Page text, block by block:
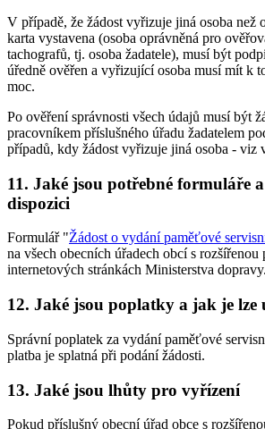
V případě, že žádost vyřizuje jiná osoba než
karta vystavena (osoba oprávněná pro
tachografů, tj. osoba žadatele), musí být
úředně ověřen a vyřizující osoba musí mít k
moc.
Po ověření správnosti všech údajů musí být
pracovníkem příslušného úřadu žadatelem
případů, kdy žádost vyřizuje jiná osoba - viz
11. Jaké jsou potřebné formuláře
dispozici
Formulář "Žádost o vydání paměťové
na všech obecních úřadech obcí s rozšířenou
internetových stránkách Ministerstva dopravy.
12. Jaké jsou poplatky a jak je lze
Správní poplatek za vydání paměťové
platba je splatná při podání žádosti.
13. Jaké jsou lhůty pro vyřízení
Pokud příslušný obecní úřad obce s